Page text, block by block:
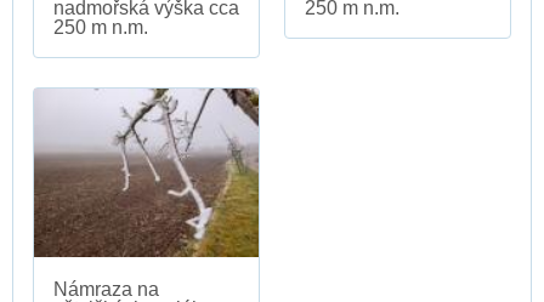
nadmořská výška cca
250 m n.m.
250 m n.m.
Námraza na